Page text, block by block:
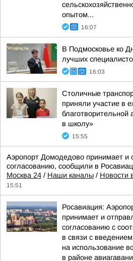
опытом...
16:07
В Подмосковье ко
лучших
16:03
Столичные
приняли участие в
благотворительной
в школу»
15:55
Аэропорт Домодедово принимает и
согласованию, сообщили в
Москва 24 / Наши каналы / Новости
15:51
Росавиация:
принимает и
согласованию с
в связи с
на использование
в районе авиагавани